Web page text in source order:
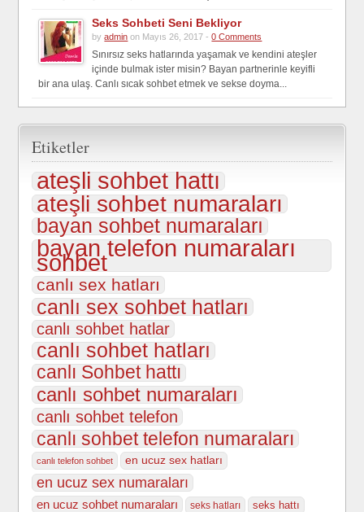
Seks Sohbeti Seni Bekliyor
byadmin on Mayıs 26, 2017 -0 Comments
Sınırsız seks hatlarında yaşamak ve kendini ateşler
içinde bulmak ister misin? Bayan partnerinle keyifli
bir ana ulaş. Canlı sıcak sohbet etmek ve sekse doyma...
Etiketler
ateşli sohbet hattı
ateşli sohbet numaraları
bayan sohbet numaraları
bayan telefon numaraları
sohbet
canlı sex hatları
canlı sex sohbet hatları
canlı sohbet hatlar
canlı sohbet hatları
canlı Sohbet hattı
canlı sohbet numaraları
canlı sohbet telefon
canlı sohbet telefon numaraları
canlı telefon sohbet en ucuz sex hatları
en ucuz sex numaraları
en ucuz sohbet numaraları seks hatları seks hattı